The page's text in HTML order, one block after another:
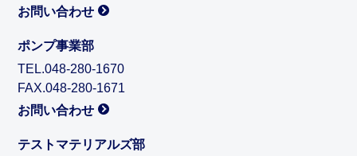
お問い合わせ
ポンプ事業部
TEL.048-280-1670
FAX.048-280-1671
お問い合わせ
テストマテリアルズ部